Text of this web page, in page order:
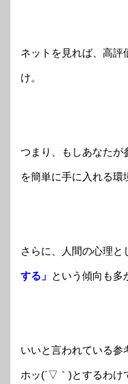
ネットを見れば、高評
け。
つまり、もしあなたが
を簡単に手に入れる環
さらに、人間の心理と
する」 という傾向も多
いいと言われている参
ホッ(´▽｀)とするわけ